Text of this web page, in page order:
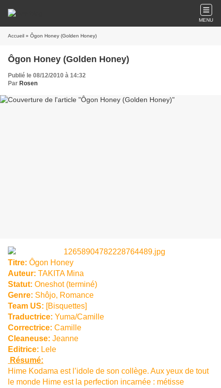
MENU
Accueil » Ôgon Honey (Golden Honey)
Ôgon Honey (Golden Honey)
Publié le 08/12/2010 à 14:32
Par Rosen
Titre: Ôgon Honey
Auteur: TAKITA Mina
Statut: Oneshot (terminé)
Genre: Shôjo, Romance
Team US: [Bisquettes]
Traductrice: Yuma/Camille
Correctrice: Camille
Cleaneuse: Jeanne
Editrice: Lele
Résumé:
Hime Kodama est l’idole de son collège. Aux yeux de tout
le monde Hime est la perfection incarnée : métisse